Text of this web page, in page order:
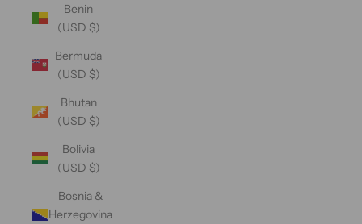
Benin
(USD $)
Bermuda
(USD $)
Bhutan
(USD $)
Bolivia
(USD $)
Bosnia &
Herzegovina